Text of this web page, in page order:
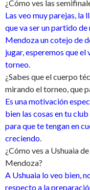
¿Cómo ves las
Las veo muy parejas,
que va ser un partido
Mendoza un cotejo de
jugar, esperemos que
torneo.
¿Sabes que el cuerpo
mirando el torneo, que
Es una motivación
bien las cosas en tu
para que te tengan en
creciendo.
¿Cómo ves a Ushuaia
Mendoza?
A Ushuaia lo veo bien,
respecto a la